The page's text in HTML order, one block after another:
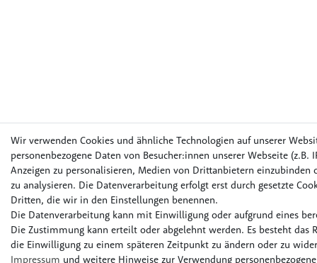
Wir verwenden Cookies und ähnliche Technologien auf unserer
personenbezogene Daten von Besucher:innen unserer Webseite (z.B.
Anzeigen zu personalisieren, Medien von Drittanbietern einzubinden
zu analysieren. Die Datenverarbeitung erfolgt erst durch gesetzte
Dritten, die wir in den Einstellungen benennen.
Die Datenverarbeitung kann mit Einwilligung oder aufgrund eines
Die Zustimmung kann erteilt oder abgelehnt werden. Es besteht das
die Einwilligung zu einem späteren Zeitpunkt zu ändern oder zu
Impressum und weitere Hinweise zur Verwendung